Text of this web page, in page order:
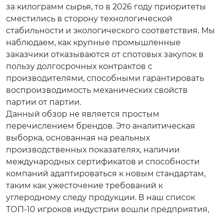
за килограмм сырья, то в 2026 году приоритеты
сместились в сторону технологической
стабильности и экологического соответствия. Мы
наблюдаем, как крупные промышленные
заказчики отказываются от спотовых закупок в
пользу долгосрочных контрактов с
производителями, способными гарантировать
воспроизводимость механических свойств
партии от партии.
Данный обзор не является простым
перечислением брендов. Это аналитическая
выборка, основанная на реальных
производственных показателях, наличии
международных сертификатов и способности
компаний адаптироваться к новым стандартам,
таким как ужесточение требований к
углеродному следу продукции. В наш список
ТОП-10 игроков индустрии вошли предприятия,